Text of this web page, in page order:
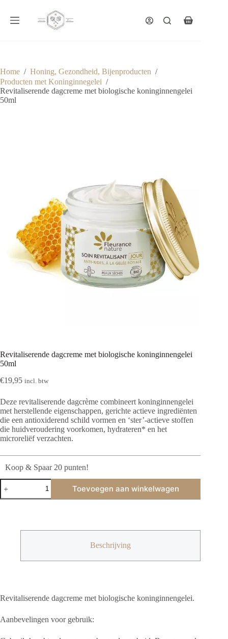
Winkelwagen
Home / Honing, Gezondheid, Bijenproducten /
Producten met Koninginnegelei /
Revitaliserende dagcreme met biologische koninginnengelei
50ml
Revitaliserende dagcreme met biologische koninginnengelei
50ml
€19,95 incl. btw
Deze revitaliserende dagcrème combineert koninginnengelei
met herstellende eigenschappen, gerichte actieve ingrediënten
die een antioxiderend schild vormen en ‘ster’-actieve stoffen
die huidveroudering voorkomen, hydrateren* en het
microreliëf verzachten.
Koop & Spaar 20 punten!
Revitaliserende
dagcreme
met
Toevoegen aan winkelwagen
Beschrijving
Revitaliserende dagcreme met biologische koninginnengelei.
Aanbevelingen voor gebruik: